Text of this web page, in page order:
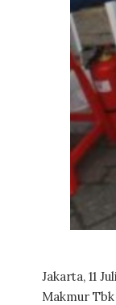
Jakarta, 11
Makmur